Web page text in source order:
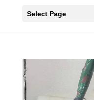
Select Page